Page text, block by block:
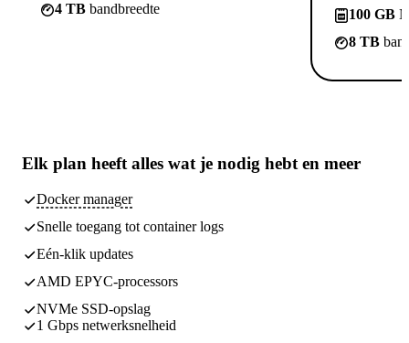
4 TB bandbreedte
100 GB
8 TB
Elk plan heeft alles wat je nodig hebt en meer
Docker manager
Snelle toegang tot container logs
Eén-klik updates
AMD EPYC-processors
NVMe SSD-opslag
1 Gbps netwerksnelheid